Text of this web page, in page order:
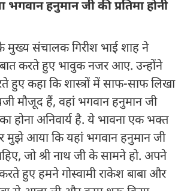
हनुमान जी की प्रतिमा होनी
मुख्य संचालक गिरीश भाई शाह ने
बात करते हुए भावुक नजर आए. उन्होंने
हुए कहा कि शास्त्रों में साफ-साफ लिखा
मौजूद हैं, वहां भगवान हनुमान जी
होना अनिवार्य है. ये भावना एक भक्त
मुझे आया कि यहां भगवान हनुमान जी
जो श्री नाथ जी के सामने हो. अपने
हुए हमने गोस्वामी राकेश बाबा और